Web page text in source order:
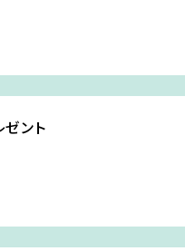
ント